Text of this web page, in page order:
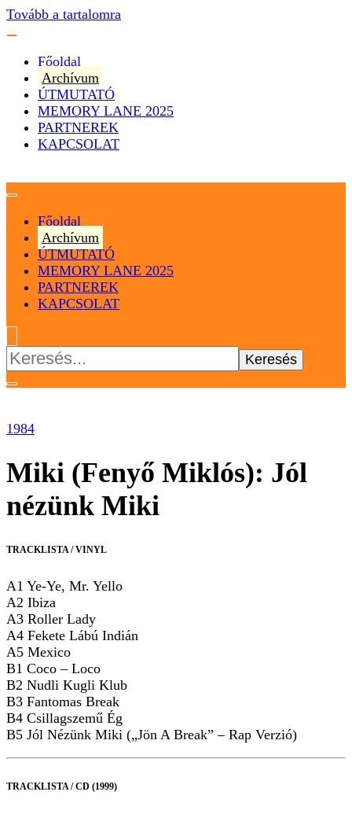
Tovább a tartalomra
Főoldal
Archívum
ÚTMUTATÓ
MEMORY LANE 2025
PARTNEREK
KAPCSOLAT
Magyar Hip Hop Archívum
Magyarország
Főoldal
Archívum
ÚTMUTATÓ
MEMORY LANE 2025
PARTNEREK
KAPCSOLAT
Keresés:
1984
Miki (Fenyő Miklós): Jól
nézünk Miki
TRACKLISTA / VINYL
A1 Ye-Ye, Mr. Yello
A2 Ibiza
A3 Roller Lady
A4 Fekete Lábú Indián
A5 Mexico
B1 Coco – Loco
B2 Nudli Kugli Klub
B3 Fantomas Break
B4 Csillagszemű Ég
B5 Jól Nézünk Miki („Jön A Break” – Rap Verzió)
TRACKLISTA / CD (1999)